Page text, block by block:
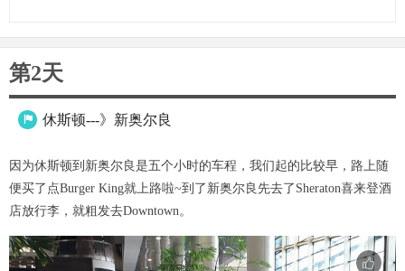
第2天
 休斯顿---》新奥尔良
因为休斯顿到新奥尔良是五个小时的车程，我们起的比较早，路上随
便买了点Burger King就上路啦~到了新奥尔良先去了Sheraton喜来登酒
店放行李，就粗发去Downtown。